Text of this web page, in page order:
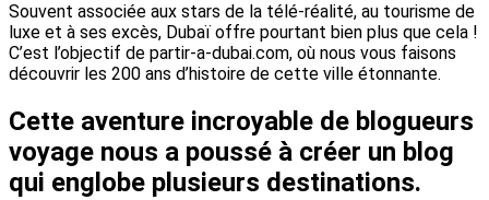
Souvent associée aux stars de la télé-réalité, au tourisme de
luxe et à ses excès, Dubaï offre pourtant bien plus que cela !
C’est l’objectif de partir-a-dubai.com, où nous vous faisons
découvrir les 200 ans d’histoire de cette ville étonnante.
Cette aventure incroyable de blogueurs
voyage nous a poussé à créer un blog
qui englobe plusieurs destinations.